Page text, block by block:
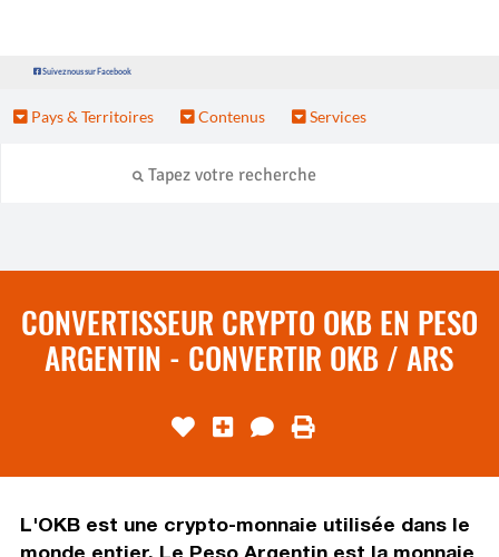
Suivez nous sur Facebook
Pays & Territoires Contenus Services
CONVERTISSEUR CRYPTO OKB EN PESO
ARGENTIN - CONVERTIR OKB / ARS
L'OKB est une crypto-monnaie utilisée dans le
monde entier. Le Peso Argentin est la monnaie